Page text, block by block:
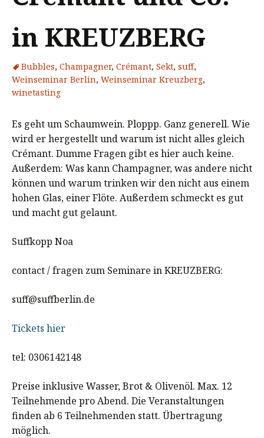
in KREUZBERG
Bubbles, Champagner, Crémant, Sekt, suff,
Weinseminar Berlin, Weinseminar Kreuzberg,
winetasting
Es geht um Schaumwein. Ploppp. Ganz generell. Wie
wird er hergestellt und warum ist nicht alles gleich
Crémant. Dumme Fragen gibt es hier auch keine.
Außerdem: Was kann Champagner, was andere nicht
können und warum trinken wir den nicht aus einem
hohen Glas, einer Flöte. Außerdem schmeckt es gut
und macht gut gelaunt.
Suffkopp Noa
contact / fragen zum Seminare in KREUZBERG:
suff@suffberlin.de
Tickets hier
tel: 0306142148
Preise inklusive Wasser, Brot & Olivenöl. Max. 12
Teilnehmende pro Abend. Die Veranstaltungen
finden ab 6 Teilnehmenden statt. Übertragung
möglich.